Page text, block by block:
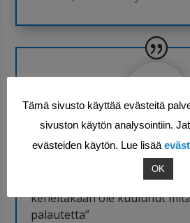
”Kaikkia toivomiani
Nopsa – järjestelmään ja olen
tyytyväinen. Lukijat ovat
keneltäkään ole kuulunut
palautetta”
Tämä sivusto käyttää evästeitä
sivuston käytön analysointiin.
evästeiden käytön. Lue lisää
OK